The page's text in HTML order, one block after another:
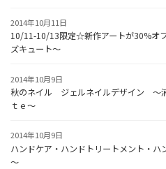
2014年10月11日
10/11-10/13限定☆新作アートが30%
ズキュート～
2014年10月9日
秋のネイル ジェルネイルデザイン ～
ｔｅ～
2014年10月9日
ハンドケア・ハンドトリートメント・
～